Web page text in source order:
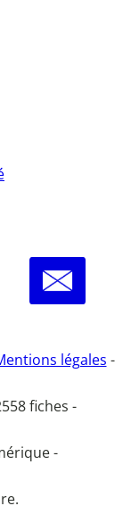
légales -
fiches -
-